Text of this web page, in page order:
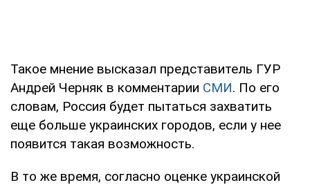
Такое мнение высказал представитель ГУР
Андрей Черняк в комментарии СМИ. По его
словам, Россия будет пытаться захватить
еще больше украинских городов, если у нее
появится такая возможность.
В то же время, согласно оценке украинской